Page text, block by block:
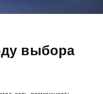
выбора